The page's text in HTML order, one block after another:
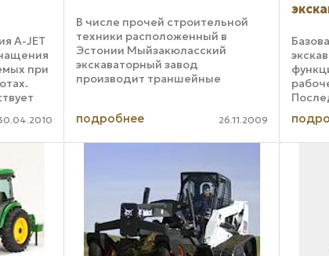
A-JET
при
их
В числе прочей строительной
техники расположенный в
Эстонии Мыйзакюласский
экскаваторный завод
производит траншейные
ЭТЦ-1607-1. Такой экскаватор
подробнее 26.11.2009
для